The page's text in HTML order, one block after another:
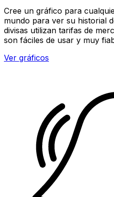
Cree un gráfico para
mundo para ver su historial
divisas utilizan tarifas de
son fáciles de usar y muy
Ver gráficos